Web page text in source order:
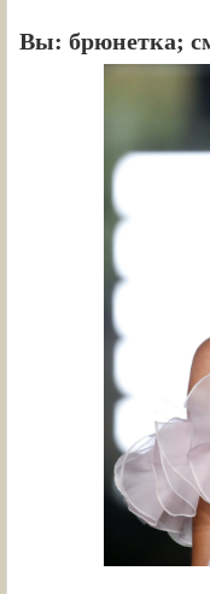
Вы: брюнетка;